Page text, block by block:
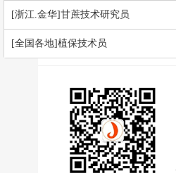
[浙江.金华]甘蔗技术研究员
[全国各地]植保技术员